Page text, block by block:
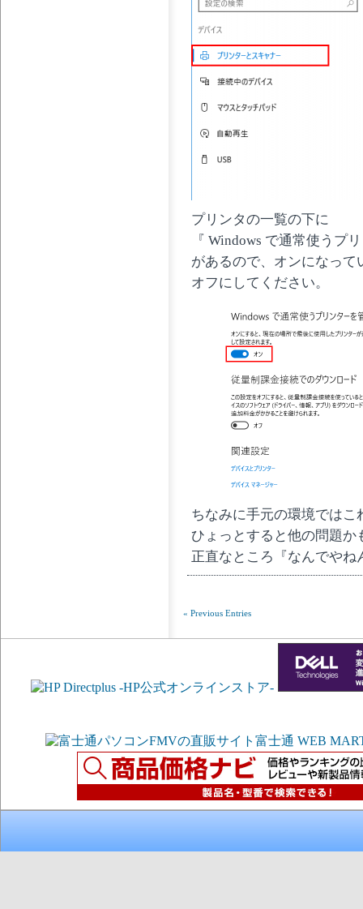
プリンタの一覧の下に
『 Windows で通常使うプ
があるので、オンになって
オフにしてください。
ちなみに手元の環境ではこ
ひょっとすると他の問題か
正直なところ『なんでやね
« Previous Entries